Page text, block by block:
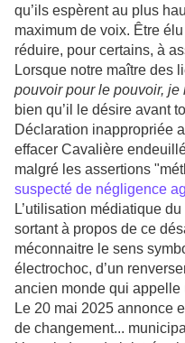
qu’ils espèrent au plus
maximum de voix. Être
réduire, pour certains, à
Lorsque notre maître des
pouvoir pour le pouvoir, je
bien qu’il le désire avant
Déclaration inappropriée
effacer Cavalière
malgré les assertions
suspecté de négligence
L’utilisation médiatique
sortant à propos de ce
méconnaitre le sens
électrochoc, d’un
ancien monde qui
Le 20 mai 2025 annonce
de changement...